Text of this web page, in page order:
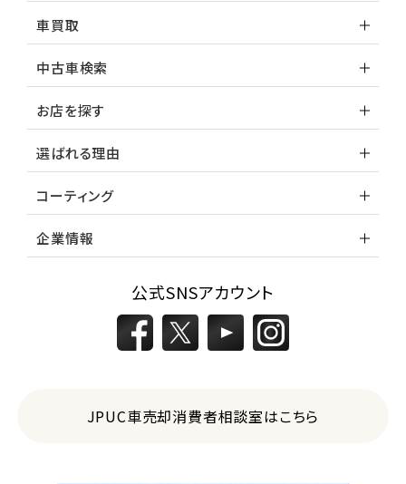
車買取
中古車検索
お店を探す
選ばれる理由
コーティング
企業情報
公式SNSアカウント
JPUC車売却消費者相談室はこちら